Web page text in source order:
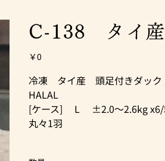
C-138 タイ産
価
格
￥0
冷凍 タイ産 頭足付きダック
HALAL
[ケース] L ±2.0～2.6kg x6/
丸々1羽